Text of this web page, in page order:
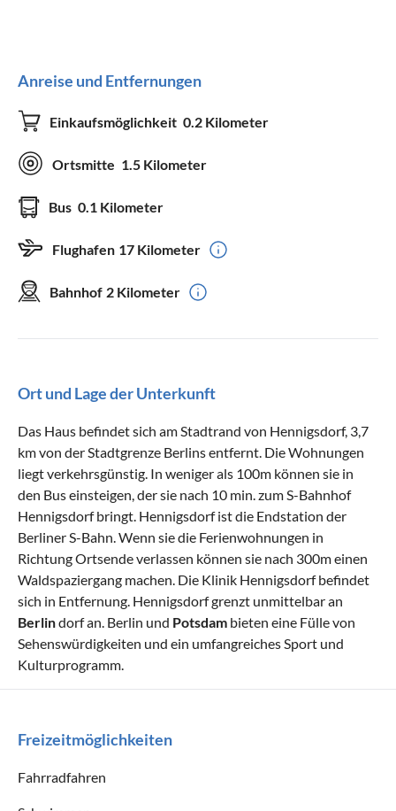
Anreise und Entfernungen
Einkaufsmöglichkeit 0.2 Kilometer
Ortsmitte 1.5 Kilometer
Bus 0.1 Kilometer
Flughafen 17 Kilometer
Bahnhof 2 Kilometer
Ort und Lage der Unterkunft
Das Haus befindet sich am Stadtrand von Hennigsdorf, 3,7
km von der Stadtgrenze Berlins entfernt. Die Wohnungen
liegt verkehrsgünstig. In weniger als 100m können sie in
den Bus einsteigen, der sie nach 10 min. zum S-Bahnhof
Hennigsdorf bringt. Hennigsdorf ist die Endstation der
Berliner S-Bahn. Wenn sie die Ferienwohnungen in
Richtung Ortsende verlassen können sie nach 300m einen
Waldspaziergang machen. Die Klinik Hennigsdorf befindet
sich in Entfernung. Hennigsdorf grenzt unmittelbar an
Berlindorf an. Berlin und Potsdam bieten eine Fülle von
Sehenswürdigkeiten und ein umfangreiches Sport und
Kulturprogramm.
Freizeitmöglichkeiten
Fahrradfahren